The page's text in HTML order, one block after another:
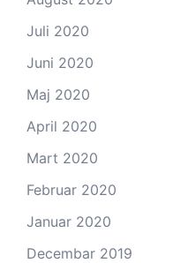
Juli 2020
Juni 2020
Maj 2020
April 2020
Mart 2020
Februar 2020
Januar 2020
Decembar 2019